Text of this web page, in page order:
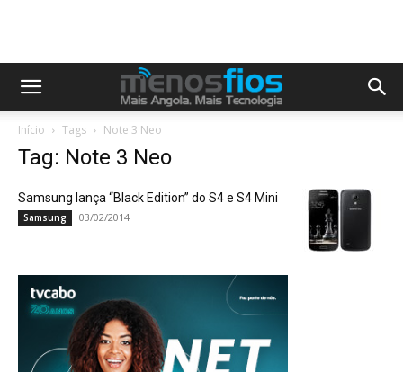
Início Tags Note 3 Neo
Tag: Note 3 Neo
Samsung lança “Black Edition” do S4 e S4 Mini
Samsung 03/02/2014